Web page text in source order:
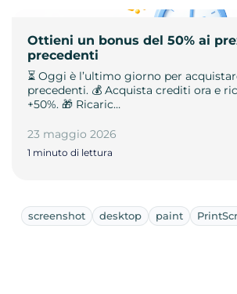
Ottieni un bonus del 50% ai
precedenti
⏳ Oggi è l’ultimo giorno per
precedenti. 💰 Acquista crediti ora e
+50%. 🎁 Ricaric…
23 maggio 2026
1 minuto di lettura
screenshot desktop paint